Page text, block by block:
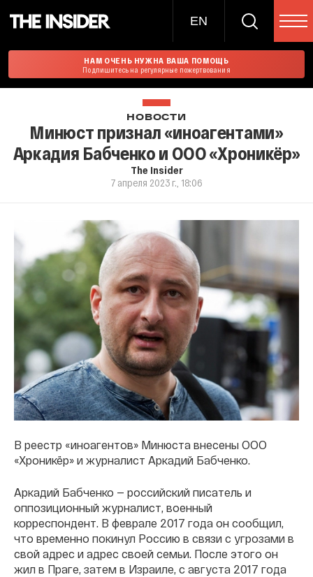
EN
НАМ ОЧЕНЬ НУЖНА ВАША ПОМОЩЬ
Подпишитесь на регулярные пожертвования
НОВОСТИ
Минюст признал «иноагентами»
Аркадия Бабченко и ООО «Хроникёр»
The Insider
7 апреля 2023 г., 18:06
В реестр «иноагентов» Минюста внесены ООО
«Хроникёр» и журналист Аркадий Бабченко.
Аркадий Бабченко — российский писатель и
оппозиционный журналист, военный
корреспондент. В феврале 2017 года он сообщил,
что временно покинул Россию в связи с угрозами в
свой адрес и адрес своей семьи. После этого он
жил в Праге, затем в Израиле, с августа 2017 года